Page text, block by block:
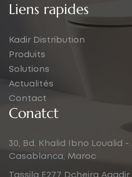
Liens rapides
Kadir Distribution
Produits
Solutions
Actualités
Contact
Conatct
30, Bd. Khalid Ibno Loualid -
Casablanca, Maroc